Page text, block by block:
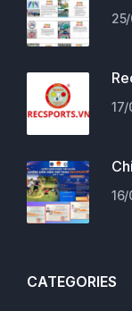
CATEGORIES